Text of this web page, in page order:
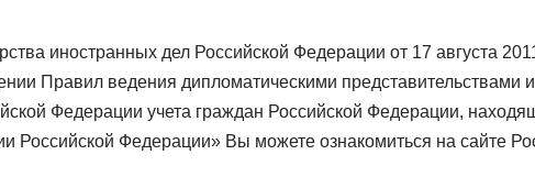
иностранных дел Российской Федерации от 17 августа 2011
Правил ведения дипломатическими представительствами
Федерации учета граждан Российской Федерации,
Российской Федерации» Вы можете ознакомиться на сайте